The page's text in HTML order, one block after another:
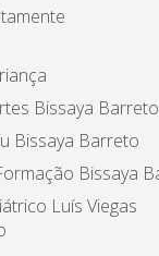
Bissaya Barreto
Bissaya Barreto
Bissaya
Luís Viegas